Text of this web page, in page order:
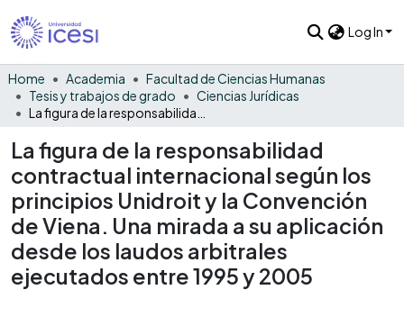
Log In
Home Academia
Facultad de Ciencias Humanas
Tesis y trabajos de grado
Ciencias Jurídicas
La figura de la responsabilidad
contractual internacional según los
principios Unidroit y la Convención
de Viena. Una mirada a su aplicación
desde los laudos arbitrales
ejecutados entre 1995 y 2005